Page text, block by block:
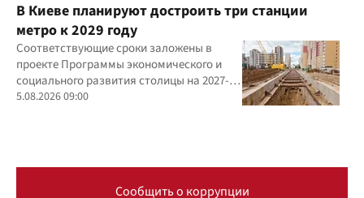
В Киеве планируют достроить три станции
метро к 2029 году
Соответствующие сроки заложены в
проекте Программы экономического и
социального развития столицы на 2027-
2029 годы
5.08.2026 09:00
Сообщить о коррупции